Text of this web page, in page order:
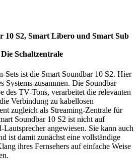
10 S2, Smart Libero und Smart Sub
Schaltzentrale
Sets ist die Smart Soundbar 10 S2. Hier
Systems zusammen. Die Soundbar
des TV-Tons, verarbeitet die relevanten
Verbindung zu kabellosen
zugleich als Streaming-Zentrale für
Soundbar 10 S2 ist nicht auf
angewiesen. Sie kann auch
ist damit zunächst eine vollständige
ihres Fernsehers auf einfache Weise